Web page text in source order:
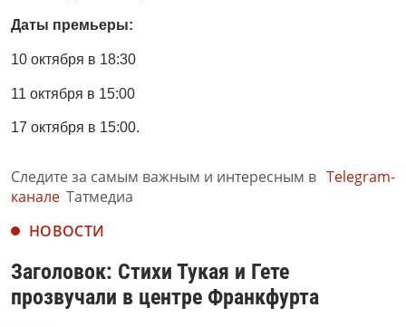
Даты премьеры:
10 октября в 18:30
11 октября в 15:00
17 октября в 15:00.
Следите за самым важным и интересным в Telegram-
канале Татмедиа
НОВОСТИ
Заголовок: Стихи Тукая и Гете
прозвучали в центре Франкфурта